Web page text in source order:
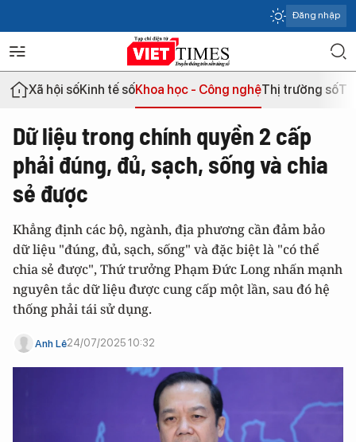
Đăng nhập
Xã hội sốKinh tế sốKhoa học - Công nghệThị trường số
Dữ liệu trong chính quyền 2 cấp
phải đúng, đủ, sạch, sống và chia
sẻ được
Khẳng định các bộ, ngành, địa phương cần đảm bảo
dữ liệu "đúng, đủ, sạch, sống" và đặc biệt là "có thể
chia sẻ được", Thứ trưởng Phạm Đức Long nhấn mạnh
nguyên tắc dữ liệu được cung cấp một lần, sau đó hệ
thống phải tái sử dụng.
Anh Lê24/07/2025 10:32